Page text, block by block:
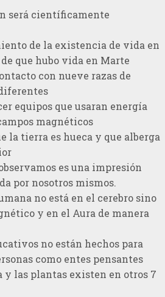
será científicamente
de la existencia de vida en
que hubo vida en Marte
con nueve razas de
equipos que usaran energía
magnéticos
la tierra es hueca y que alberga
es una impresión
por nosotros mismos.
no está en el cerebro sino
y en el Aura de manera
no están hechos para
como entes pensantes
y las plantas existen en otros 7